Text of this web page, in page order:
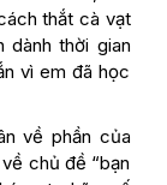
thắt cà vạt
dành thời gian
vì em đã học
về phần của
chủ đề “bạn